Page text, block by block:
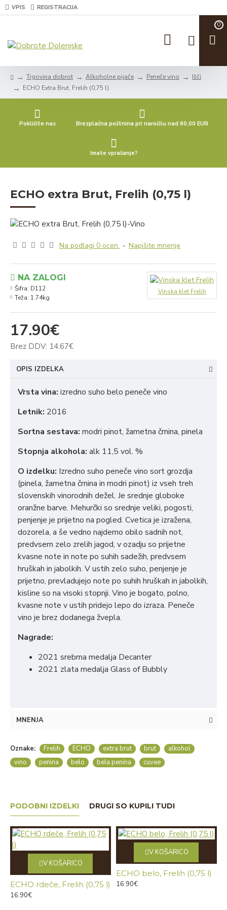
VPIS REGISTRACIJA
0
Trgovina dobrot Alkoholne pijače Peneče vino
Išči
ECHO Extra Brut, Frelih (0,75 l)
Pokličite nas Brezplačna poštnina pri naročilu nad 60,00 EUR
Imate vprašanje?
ECHO extra Brut, Frelih (0,75 l)
Na podlagi 0 ocen. - Napišite mnenje
17.90€
Brez DDV: 14.67€
NA ZALOGI
Šifra: D112
Teža: 1.74kg
Vinska klet Frelih
OPIS IZDELKA
Vrsta vina: izredno suho belo peneče vino
Letnik: 2016
Sortna sestava: modri pinot, žametna črnina, pinela
Stopnja alkohola: alk 11,5 vol. %
O izdelku: Izredno suho peneče vino sort grozdja
(pinela, žametna črnina in modri pinot) iz vseh treh
slovenskih vinorodnih dežel. Je srednje globoke
oranžne barve. Mehurčki so srednje veliki, pogosti,
penjenje je prijetno na pogled. Cvetica je izražena,
dozorela, a še vedno najdemo obilo sadnih not,
predvsem zelo zrelih jagod, v ozadju so prijetne
kvasne note in note po suhih sadežih, predvsem
hruškah in jabolkih. V ustih zelo suho, penjenje je
prijetno, prevladujejo note po suhih hruškah in jabolkih,
kisline so na visoki stopnji. Vino je bogato, polno,
kvasne note v ustih pridejo lepo do izraza. Peneče
vino je brez dodanega žvepla.
Nagrade:
2021 srebrna medalja Decanter
2021 zlata medalja Glass of Bubbly
MNENJA
Oznake: Frelih ECHO extra brut brut
alkohol
vino
penina belo bela penina cuvee
PODOBNI IZDELKI DRUGI SO KUPILI TUDI
ECHO rdeče, Frelih (0,75 l)
16.90€
V KOŠARICO
ECHO belo, Frelih (0,75 l)
16.90€
V KOŠARICO